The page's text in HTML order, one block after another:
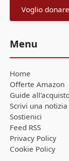
Voglio
Menu
Home
Offerte Amazon
Guide
Scrivi una notizia
Sostienici
Feed RSS
Privacy Policy
Cookie Policy